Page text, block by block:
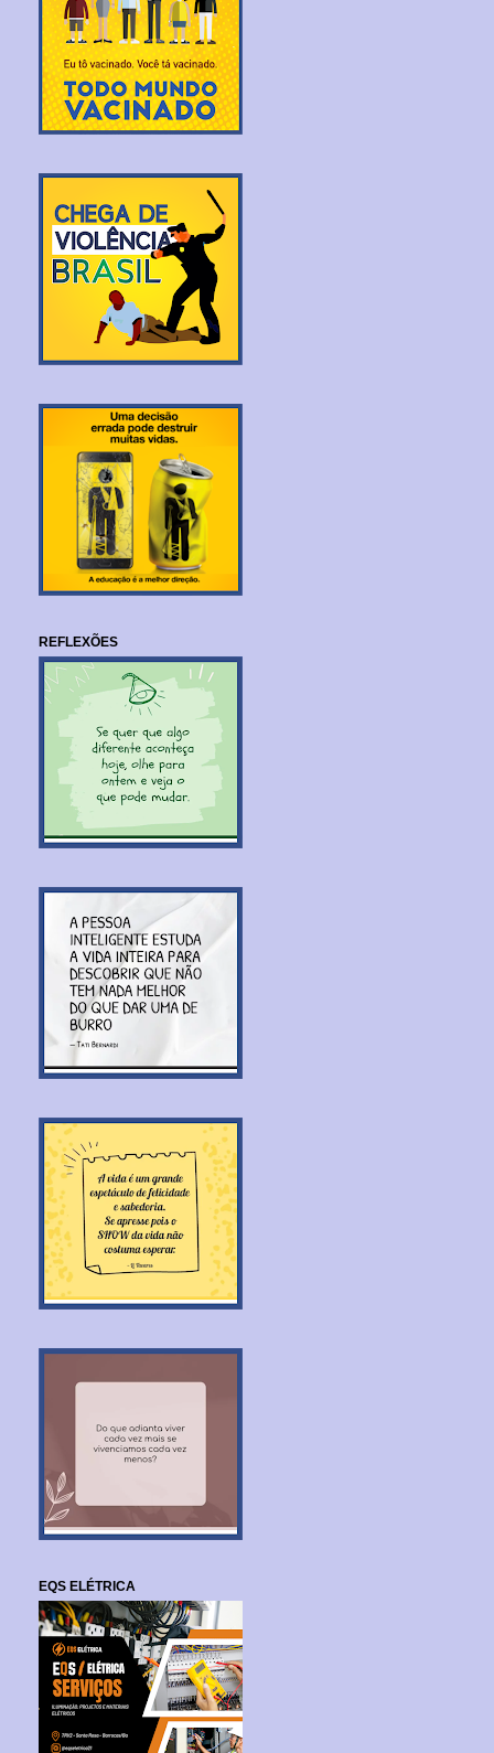
REFLEXÕES
EQS ELÉTRICA